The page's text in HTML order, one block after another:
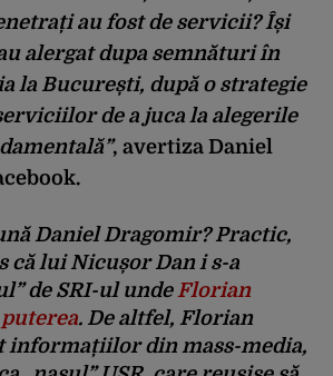
au fost de servicii? Își
alergat dupa semnături în
la București, după o strategie
de a juca la alegerile
, avertiza Daniel
Daniel Dragomir? Practic,
că lui Nicușor Dan i s-a
de SRI-ul unde Florian
. De altfel, Florian
informațiilor din mass-media,